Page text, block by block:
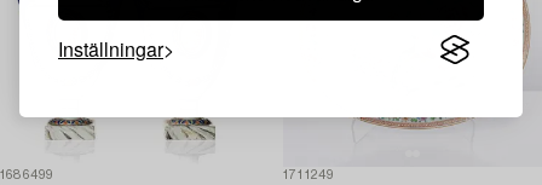
Inställningar
1686499 1711249